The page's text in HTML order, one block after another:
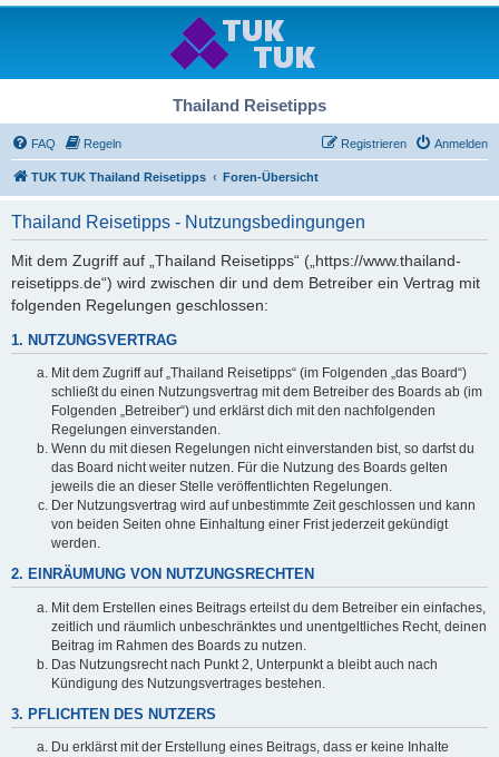
Thailand Reisetipps
FAQ Regeln Anmelden
Registrieren
TUK TUK Thailand Reisetipps Foren-Übersicht
Thailand Reisetipps - Nutzungsbedingungen
Mit dem Zugriff auf „Thailand Reisetipps“ („https://www.thailand-
reisetipps.de“) wird zwischen dir und dem Betreiber ein Vertrag mit
folgenden Regelungen geschlossen:
1. NUTZUNGSVERTRAG
Mit dem Zugriff auf „Thailand Reisetipps“ (im Folgenden „das Board“)
schließt du einen Nutzungsvertrag mit dem Betreiber des Boards ab (im
Folgenden „Betreiber“) und erklärst dich mit den nachfolgenden
Regelungen einverstanden.
Wenn du mit diesen Regelungen nicht einverstanden bist, so darfst du
das Board nicht weiter nutzen. Für die Nutzung des Boards gelten
jeweils die an dieser Stelle veröffentlichten Regelungen.
Der Nutzungsvertrag wird auf unbestimmte Zeit geschlossen und kann
von beiden Seiten ohne Einhaltung einer Frist jederzeit gekündigt
werden.
2. EINRÄUMUNG VON NUTZUNGSRECHTEN
Mit dem Erstellen eines Beitrags erteilst du dem Betreiber ein einfaches,
zeitlich und räumlich unbeschränktes und unentgeltliches Recht, deinen
Beitrag im Rahmen des Boards zu nutzen.
Das Nutzungsrecht nach Punkt 2, Unterpunkt a bleibt auch nach
Kündigung des Nutzungsvertrages bestehen.
3. PFLICHTEN DES NUTZERS
Du erklärst mit der Erstellung eines Beitrags, dass er keine Inhalte